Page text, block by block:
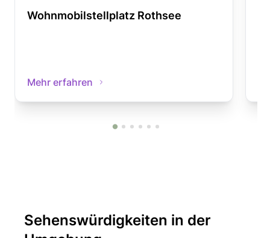
Wohnmobilstellplatz Rothsee
Mehr erfahren
Sehenswürdigkeiten in der